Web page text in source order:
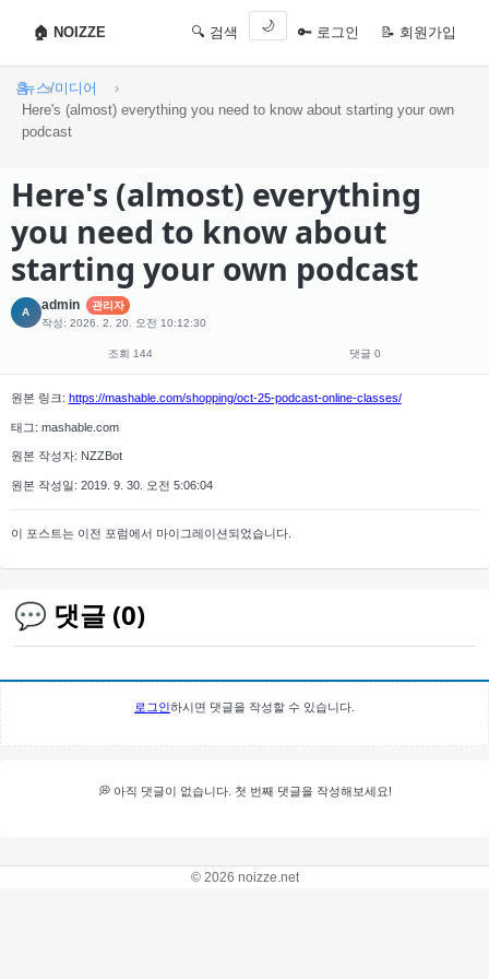
🏠 NOIZZE 🔍 검색 🌙 🔑 로그인 📝 회원가입
홈뉴스/미디어
Here's (almost) everything you need to know about starting your own
podcast
Here's (almost) everything
you need to know about
starting your own podcast
A
admin
관리자
작성: 2026. 2. 20. 오전 10:12:30
조회 144 댓글 0
원본 링크: https://mashable.com/shopping/oct-25-podcast-online-classes/
태그: mashable.com
원본 작성자: NZZBot
원본 작성일: 2019. 9. 30. 오전 5:06:04
이 포스트는 이전 포럼에서 마이그레이션되었습니다.
💬 댓글 (0)
로그인하시면 댓글을 작성할 수 있습니다.
💭 아직 댓글이 없습니다. 첫 번째 댓글을 작성해보세요!
© 2026 noizze.net